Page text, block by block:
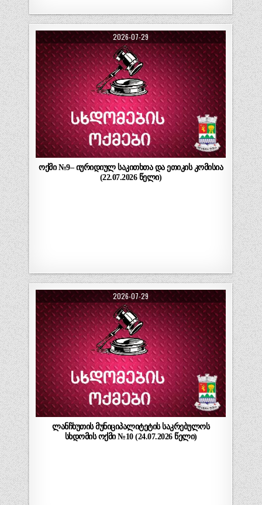
2026-07-29
ოქმი №9– იურიდიულ საკითხთა და ეთიკის კომისია
(22.07.2026 წელი)
2026-07-29
ლანჩხუთის მუნიციპალიტეტის საკრებულოს
სხდომის ოქმი №10 (24.07.2026 წელი)